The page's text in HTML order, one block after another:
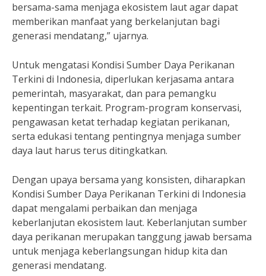
bersama-sama menjaga ekosistem laut agar dapat
memberikan manfaat yang berkelanjutan bagi
generasi mendatang,” ujarnya.
Untuk mengatasi Kondisi Sumber Daya Perikanan
Terkini di Indonesia, diperlukan kerjasama antara
pemerintah, masyarakat, dan para pemangku
kepentingan terkait. Program-program konservasi,
pengawasan ketat terhadap kegiatan perikanan,
serta edukasi tentang pentingnya menjaga sumber
daya laut harus terus ditingkatkan.
Dengan upaya bersama yang konsisten, diharapkan
Kondisi Sumber Daya Perikanan Terkini di Indonesia
dapat mengalami perbaikan dan menjaga
keberlanjutan ekosistem laut. Keberlanjutan sumber
daya perikanan merupakan tanggung jawab bersama
untuk menjaga keberlangsungan hidup kita dan
generasi mendatang.